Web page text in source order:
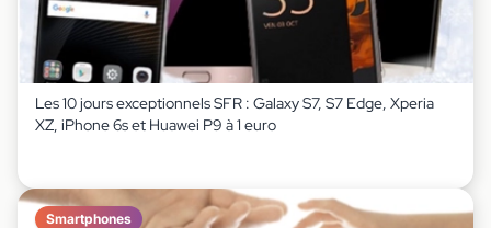
Les 10 jours exceptionnels SFR : Galaxy S7, S7 Edge, Xperia
XZ, iPhone 6s et Huawei P9 à 1 euro
Smartphones